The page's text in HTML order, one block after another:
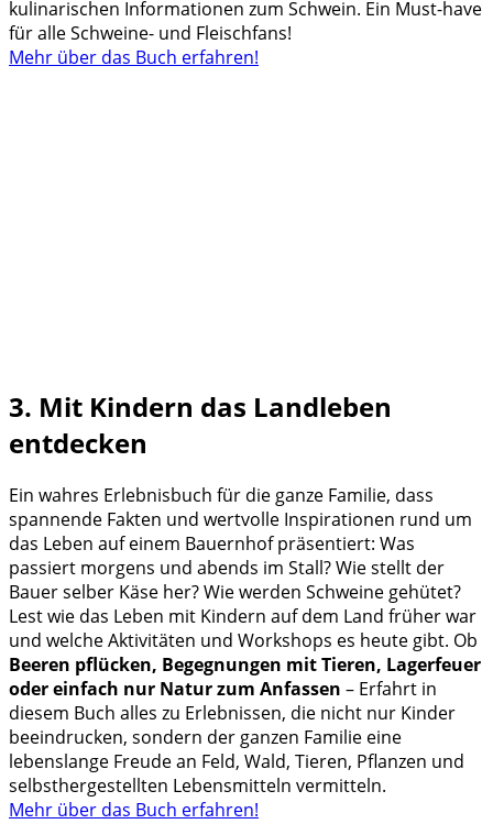
kulinarischen Informationen zum Schwein. Ein Must-have
für alle Schweine- und Fleischfans!
Mehr über das Buch erfahren!
3. Mit Kindern das Landleben
entdecken
Ein wahres Erlebnisbuch für die ganze Familie, dass
spannende Fakten und wertvolle Inspirationen rund um
das Leben auf einem Bauernhof präsentiert: Was
passiert morgens und abends im Stall? Wie stellt der
Bauer selber Käse her? Wie werden Schweine gehütet?
Lest wie das Leben mit Kindern auf dem Land früher war
und welche Aktivitäten und Workshops es heute gibt. Ob
Beeren pflücken, Begegnungen mit Tieren, Lagerfeuer
oder einfach nur Natur zum Anfassen – Erfahrt in
diesem Buch alles zu Erlebnissen, die nicht nur Kinder
beeindrucken, sondern der ganzen Familie eine
lebenslange Freude an Feld, Wald, Tieren, Pflanzen und
selbsthergestellten Lebensmitteln vermitteln.
Mehr über das Buch erfahren!